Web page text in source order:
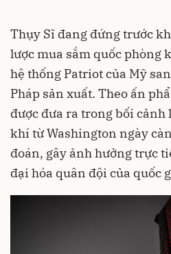
Thụy Sĩ đang đứng trước
lược mua sắm quốc phòng
hệ thống Patriot của Mỹ
Pháp sản xuất. Theo ấn
được đưa ra trong bối
khí từ Washington ngày
đoán, gây ảnh hưởng trực
đại hóa quân đội của quốc